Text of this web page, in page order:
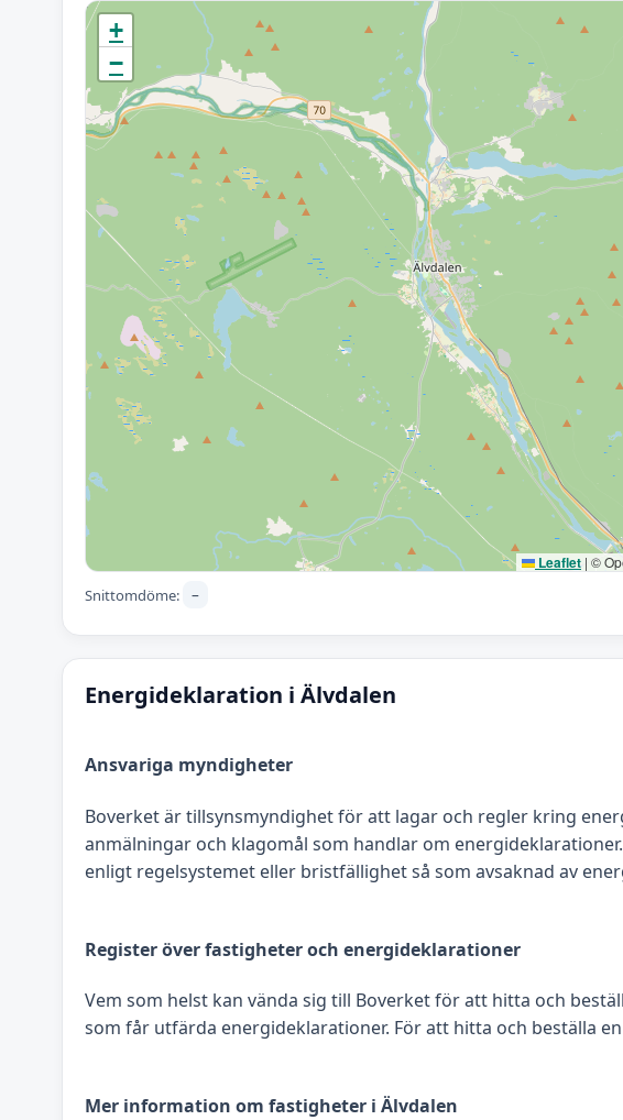
Initierar karta…
+
−
Leaflet | ©
Snittomdöme: –
Energideklaration i Älvdalen
Ansvariga myndigheter
Boverket är tillsynsmyndighet för att lagar och regler kring
anmälningar och klagomål som handlar om
enligt regelsystemet eller bristfällighet så som avsaknad av
Register över fastigheter och energideklarationer
Vem som helst kan vända sig till Boverket för att hitta och
som får utfärda energideklarationer. För att hitta och beställa
Mer information om fastigheter i Älvdalen